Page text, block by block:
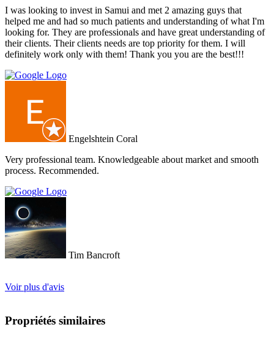
I was looking to invest in Samui and met 2 amazing guys that
helped me and had so much patients and understanding of what I'm
looking for. They are professionals and have great understanding of
their clients. Their clients needs are top priority for them. I will
definitely work only with them! Thank you you are the best!!!
Engelshtein Coral
Very professional team. Knowledgeable about market and smooth
process. Recommended.
Tim Bancroft
Voir plus d'avis
Propriétés similaires